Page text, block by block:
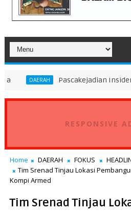
Pascakejadian Insiden Kebakaran
RESPONSIVE
Home DAERAH FOKUS
Tim Srenad Tinjau Lokasi
Kompi Armed
Tim Srenad Tinjau